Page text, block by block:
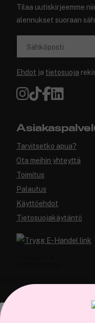
Tilaa uutiskirjeemme
alennukset suoraan
Sähköposti
Ehdot ja tietosuoja
Tarvitsetko apua?
Ota meihin yhteyttä
Toimitus
Palautus
Käyttöehdot
Tietosuojakäytäntö